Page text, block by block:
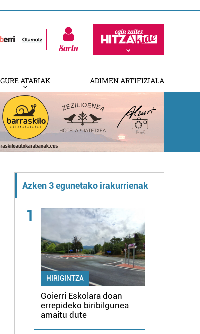
Sartu
GURE ATARIAK ADIMEN ARTIFIZIALA
Azken 3 egunetako irakurrienak
1
HIRIGINTZA
Goierri Eskolara doan
errepideko biribilgunea
amaitu dute